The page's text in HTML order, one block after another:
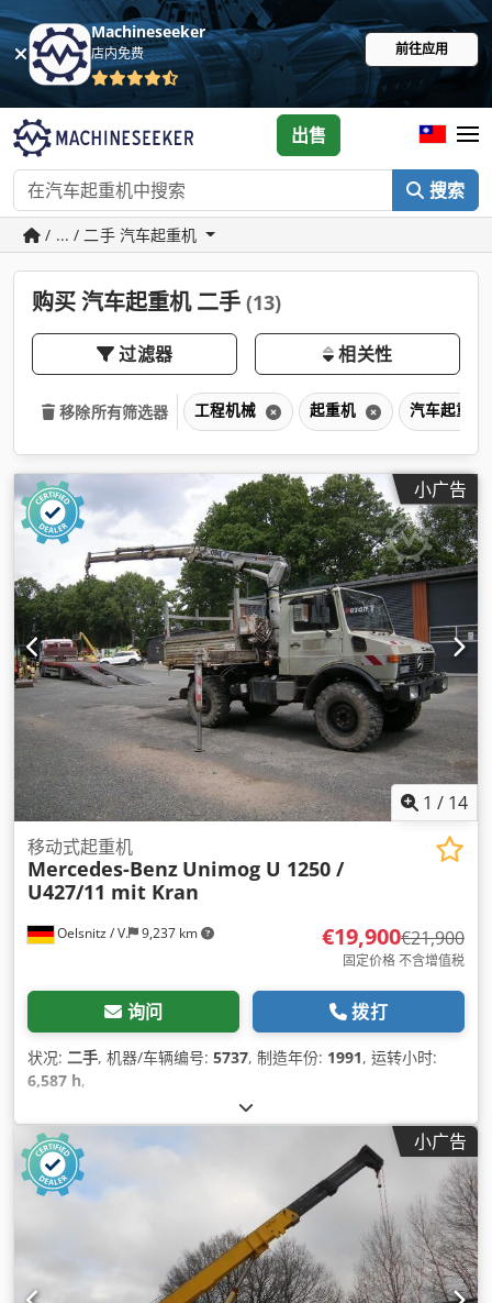
Machineseeker
店内免费 前往应用
搜索
出售
/ ... / 二手 汽车起重机
购买 汽车起重机 二手 (13)
过滤器 相关性
移除所有筛选器 工程机械 起重机 汽车起重机
小广告
1 / 14
Oelsnitz / V. 9,237 km
移动式起重机
Mercedes-Benz Unimog U 1250 /
U427/11 mit Kran
€19,900€21,900
固定价格 不含增值税
询问 拨打
状况: 二手, 机器/车辆编号: 5737, 制造年份: 1991, 运转小时:
6,587 h,
小广告